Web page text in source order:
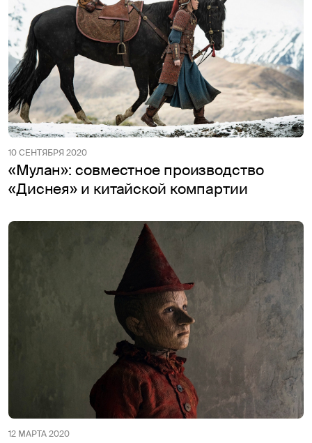
10 СЕНТЯБРЯ 2020
«Мулан»: совместное производство
«Диснея» и китайской компартии
12 МАРТА 2020